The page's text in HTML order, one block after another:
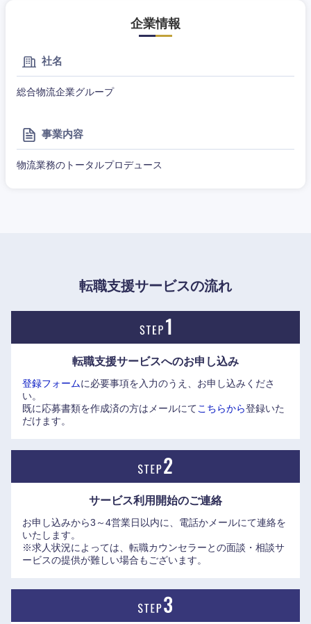
企業情報
社名
総合物流企業グループ
事業内容
物流業務のトータルプロデュース
転職支援サービスの流れ
転職支援サービスへのお申し込み
登録フォームに必要事項を入力のうえ、お申し込みくださ
い。
既に応募書類を作成済の方はメールにてこちらから登録いた
だけます。
サービス利用開始のご連絡
お申し込みから3～4営業日以内に、電話かメールにて連絡を
いたします。
※求人状況によっては、転職カウンセラーとの面談・相談サ
ービスの提供が難しい場合もございます。